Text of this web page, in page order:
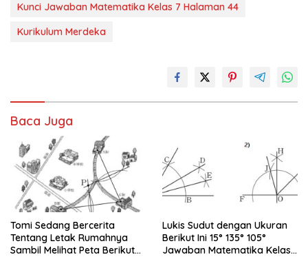
Kunci Jawaban Matematika Kelas 7 Halaman 44
Kurikulum Merdeka
Baca Juga
Tomi Sedang Bercerita
Tentang Letak Rumahnya
Sambil Melihat Peta Berikut
Lukis Sudut dengan Ukuran
Berikut Ini 15° 135° 105°
Jawaban Matematika Kelas